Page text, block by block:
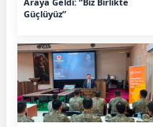
Güçlüyüz”